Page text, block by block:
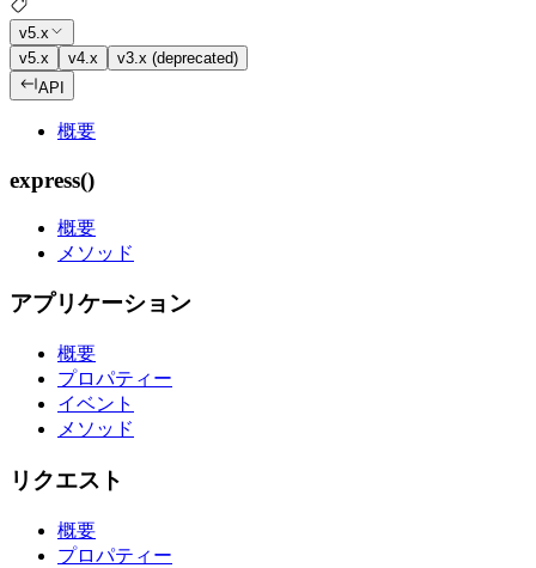
v5.x
v5.x
v4.x
v3.x (deprecated)
API
概要
express()
概要
メソッド
アプリケーション
概要
プロパティー
イベント
メソッド
リクエスト
概要
プロパティー